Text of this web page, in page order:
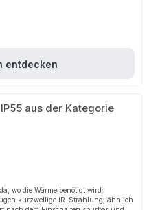
entdecken
wo die Wärme benötigt wird:
kurzwellige IR-Strahlung, ähnlich